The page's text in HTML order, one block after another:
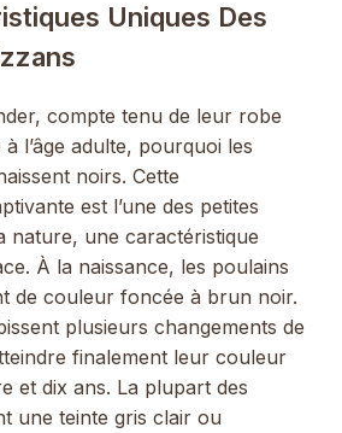
Uniques Des
compte tenu de leur robe
l’âge adulte, pourquoi les
noirs. Cette
est l’une des petites
nature, une caractéristique
À la naissance, les poulains
de couleur foncée à brun noir.
plusieurs changements de
finalement leur couleur
et dix ans. La plupart des
une teinte gris clair ou